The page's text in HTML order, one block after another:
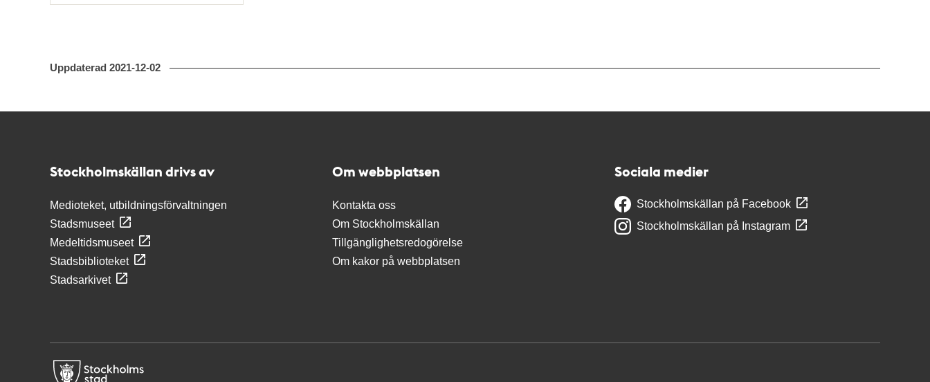
Uppdaterad 2021-12-02
Stockholmskällan drivs av
Medioteket, utbildningsförvaltningen
Stadsmuseet
Medeltidsmuseet
Stadsbiblioteket
Stadsarkivet
Om webbplatsen
Kontakta oss
Om Stockholmskällan
Tillgänglighetsredogörelse
Om kakor på webbplatsen
Sociala medier
Stockholmskällan på Facebook
Stockholmskällan på Instagram